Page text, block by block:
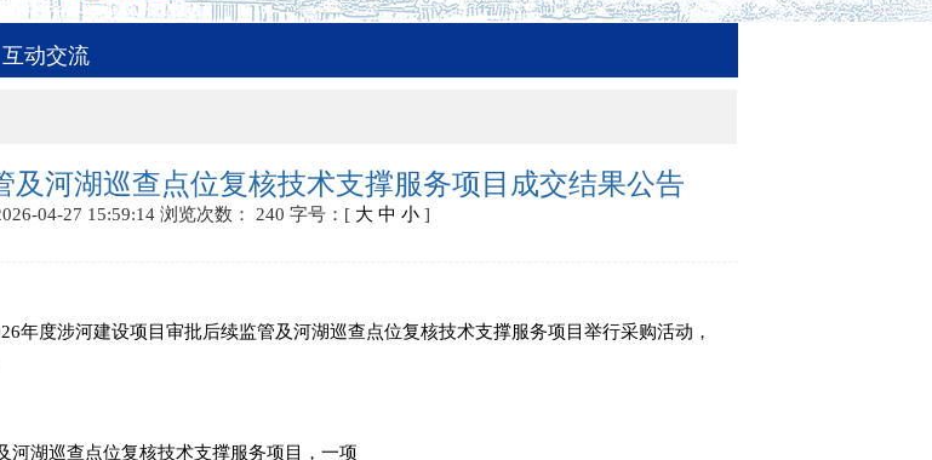
互动交流
及河湖巡查点位复核技术支撑服务项目成交结果公告
04-27 15:59:14 浏览次数： 240 字号：[ 大 中 小]
度涉河建设项目审批后续监管及河湖巡查点位复核技术支撑服务项目举行采购活动，
湖巡查点位复核技术支撑服务项目，一项